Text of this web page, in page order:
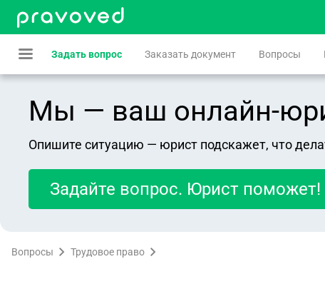
Задать вопрос Заказать документ Вопросы
Мы — ваш онлайн-
Опишите ситуацию — юрист подскажет, что
Задайте вопрос. Юрист поможет!
Вопросы Трудовое право